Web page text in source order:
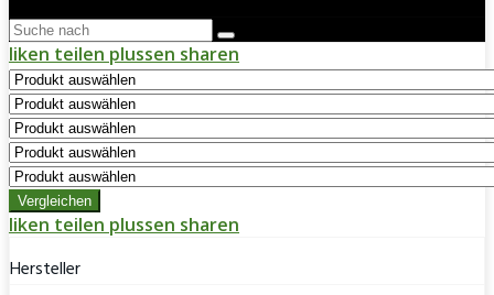
liken teilen plussen sharen
Vergleichen
liken teilen plussen sharen
Hersteller